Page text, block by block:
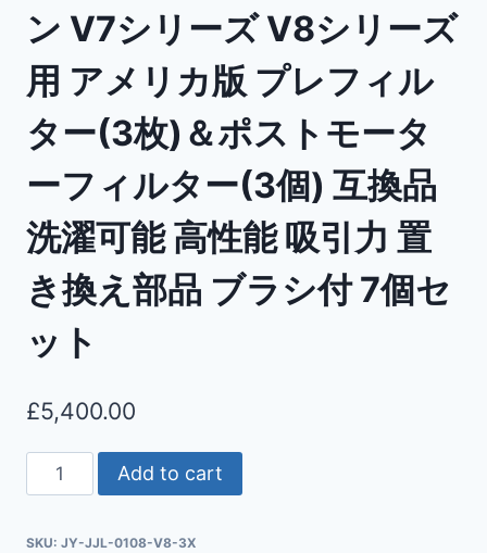
ン V7シリーズ V8シリーズ
用 アメリカ版 プレフィル
ター(3枚)＆ポストモータ
ーフィルター(3個) 互換品
洗濯可能 高性能 吸引力 置
き換え部品 ブラシ付 7個セ
ット
£5,400.00
Add to cart
SKU: JY-JJL-0108-V8-3X